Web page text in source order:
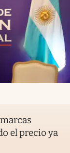
el precio ya